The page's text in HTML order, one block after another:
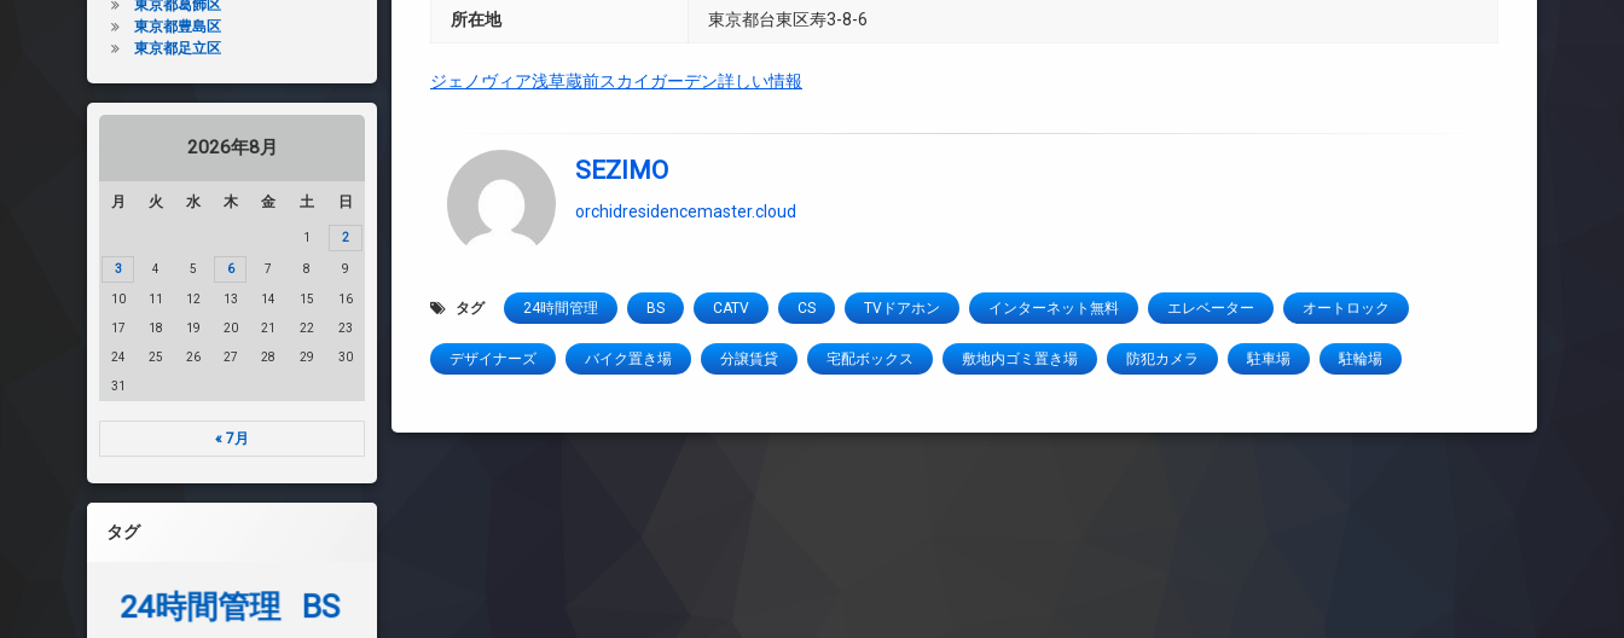
所在地 東京都台東区寿3-8-6
ジェノヴィア浅草蔵前スカイガーデン詳しい情報
SEZIMO
orchidresidencemaster.cloud
タグ 24時間管理 BS CATV CS TVドアホン インターネット無料 エレベーター オートロック
デザイナーズ バイク置き場 分譲賃貸 宅配ボックス 敷地内ゴミ置き場 防犯カメラ 駐車場 駐輪場
東京都葛飾区
東京都豊島区
東京都足立区
2026年8月
月 火 水 木 金 土 日
1 2
3 4 5 6 7 8 9
10 11 12 13 14 15 16
17 18 19 20 21 22 23
24 25 26 27 28 29 30
31
« 7月
タグ
24時間管理
BS